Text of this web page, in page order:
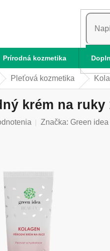
Prírodná kozmetika
Pleťová kozmetika
krém na ruky
Značka: Green idea